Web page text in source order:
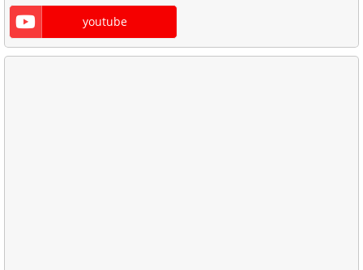
youtube